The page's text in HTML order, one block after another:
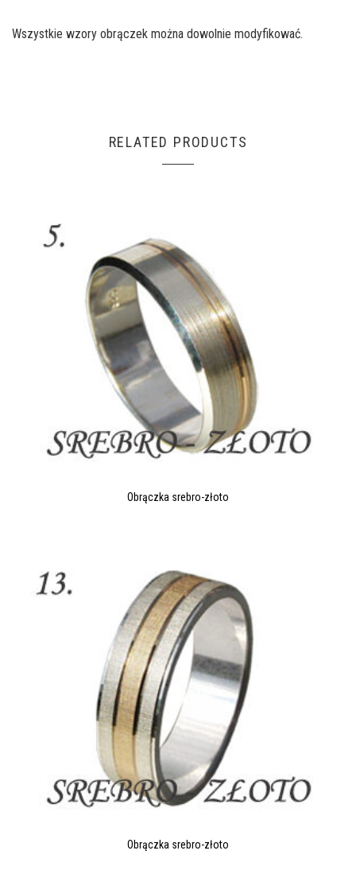
Wszystkie wzory obrączek można dowolnie modyfikować.
RELATED PRODUCTS
Obrączka srebro-złoto
Obrączka srebro-złoto